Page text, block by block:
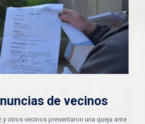
de vecinos
y otros vecinos presentaron una queja ante